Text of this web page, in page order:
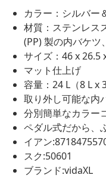
カラー：シルバー
材質：ステンレス
(PP) 製の内バケツ
サイズ：46 x 26.5
マット仕上げ
容量：24 L（8 L x 3
取り外し可能な内
分別簡単なカラー
ペダル式だから、
イアン
スク:50601
ブランド:vidaXL